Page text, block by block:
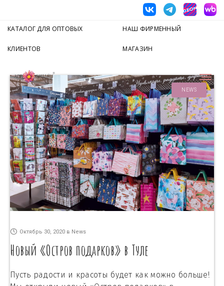
КАТАЛОГ ДЛЯ ОПТОВЫХ
КЛИЕНТОВ
НАШ ФИРМЕННЫЙ
МАГАЗИН
NEWS
Октябрь 30, 2020 в News
Новый «Остров подарков» в Туле
Пусть радости и красоты будет как можно больше!